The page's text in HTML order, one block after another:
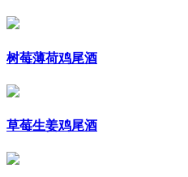
树莓薄荷鸡尾酒
草莓生姜鸡尾酒